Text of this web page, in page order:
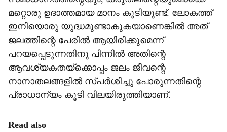
മറ്റൊരു ഉദാത്തമായ മാനം കൂടിയുണ്ട്. ലോകത്ത്
ഇനിയൊരു യുദ്ധമുണ്ടാകുകയാണെങ്കില്‍ അത്
ജലത്തിന്റെ പേരില്‍ ആയിരിക്കുമെന്ന്
പറയപ്പെടുന്നതിനു പിന്നില്‍ അതിന്റെ
ആവശ്യകതയ്ക്കൊപ്പം ജലം ജീവന്റെ
നാനാതലങ്ങളില്‍ സ്പര്‍ശിച്ചു പോരുന്നതിന്റെ
പ്രാധാന്യം കൂടി വിലയിരുത്തിയാണ്.
Read also